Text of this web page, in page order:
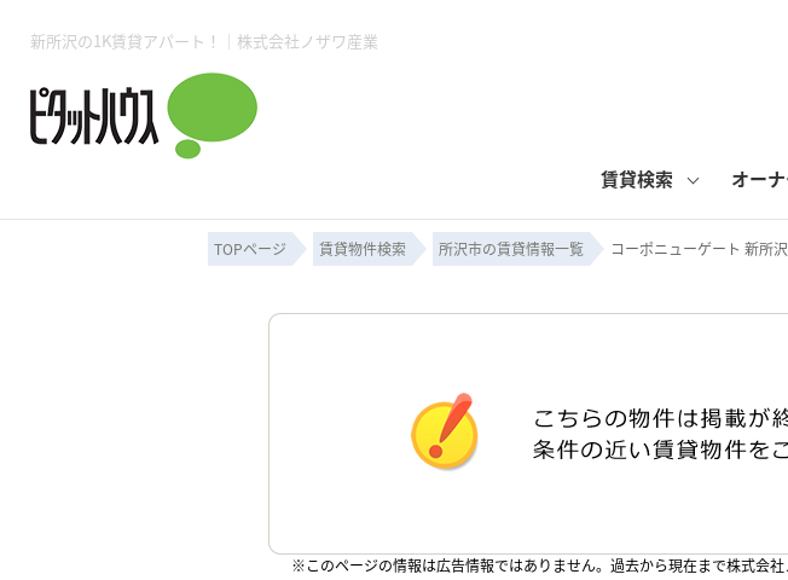
新所沢の1K賃貸アパート！｜株式会社ノザワ産業
賃貸検索 オー
売却の流れ
所沢賃貸TOP
月極駐車場 事業用物件 コンテナ
賃貸管理業務
入居者様用ページTOP 住まいのトラブ
売買物件一覧
無料売却査定
必要な書類
会社概要
ピタットハウス所沢店 ピタットハウス小手指店
ご来店予約
TOPページ 賃貸物件検索 所沢市の賃貸情報一覧 コーポニューゲート 新所
※このページの情報は広告情報ではありません。過去から現在まで株式会